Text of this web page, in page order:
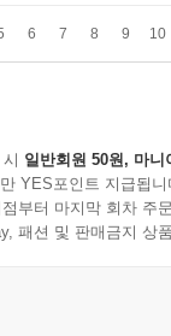
6 7 8 9 10
일반회원 50원, 마니
YES포인트 지급됩니
부터 마지막 회차 주
패션 및 판매금지 상